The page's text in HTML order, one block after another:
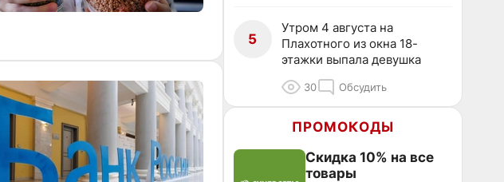
5
Утром 4 августа на
Плахотного из окна 18-
этажки выпала девушка
30 Обсудить
ПРОМОКОДЫ
Скидка 10% на все
товары